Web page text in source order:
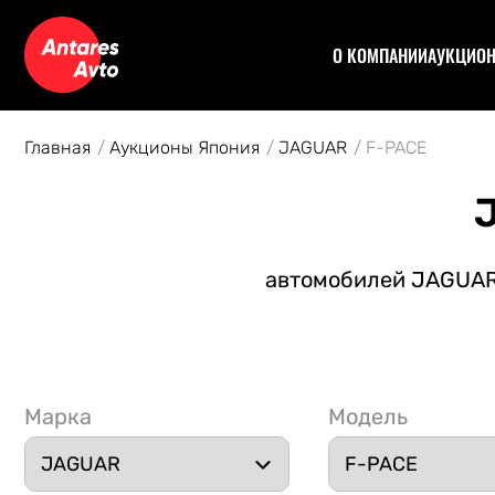
О КОМПАНИИ
Главная Аукционы Япония JAGUAR F-PACE
автомобилей
Марка Модель